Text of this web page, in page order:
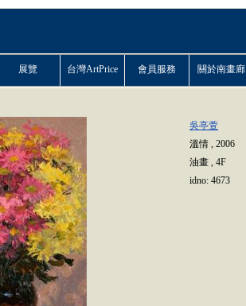
展覽 台灣ArtPrice 會員服務 關於南畫廊
吳亭萱
溫情 , 2006
油畫 , 4F
idno: 4673